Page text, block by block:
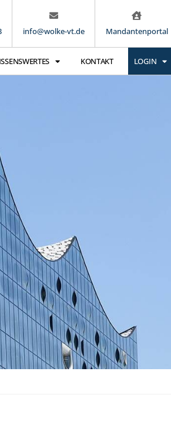
info@wolke-vt.de Mandantenportal
KONTAKT LOGIN